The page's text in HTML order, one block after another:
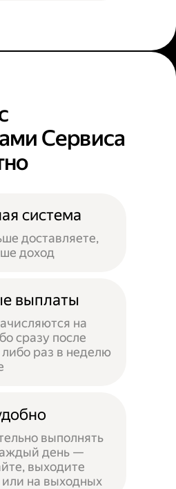
Сервиса
система
доставляете,
доход
выплаты
на
сразу после
либо раз в неделю
выполнять
день —
выходите
на выходных